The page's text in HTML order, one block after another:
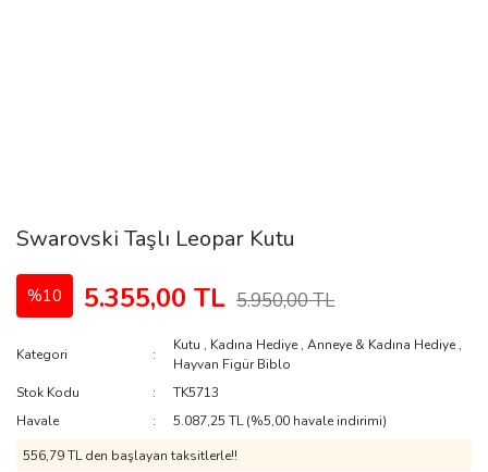
Swarovski Taşlı Leopar Kutu
%10 5.355,00 TL 5.950,00 TL
Kategori
Kutu , Kadına Hediye ,Anneye & Kadına Hediye ,
Hayvan Figür Biblo
Stok Kodu
TK5713
Havale
5.087,25 TL (%5,00 havale indirimi)
556,79 TL den başlayan taksitlerle!!